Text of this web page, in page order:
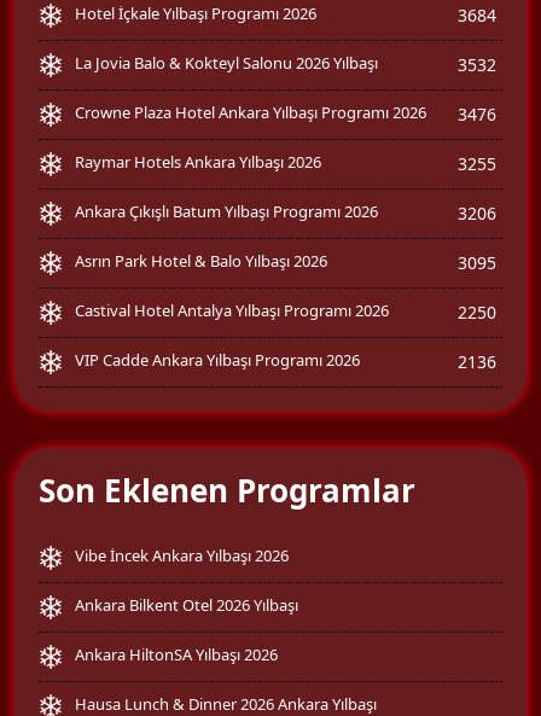
Hotel İçkale Yılbaşı Programı 2026 3684
La Jovia Balo & Kokteyl Salonu 2026 Yılbaşı 3532
Crowne Plaza Hotel Ankara Yılbaşı Programı 2026 3476
Raymar Hotels Ankara Yılbaşı 2026 3255
Ankara Çıkışlı Batum Yılbaşı Programı 2026 3206
Asrın Park Hotel & Balo Yılbaşı 2026 3095
Castival Hotel Antalya Yılbaşı Programı 2026 2250
VIP Cadde Ankara Yılbaşı Programı 2026 2136
Son Eklenen Programlar
Vibe İncek Ankara Yılbaşı 2026
Ankara Bilkent Otel 2026 Yılbaşı
Ankara HiltonSA Yılbaşı 2026
Hausa Lunch & Dinner 2026 Ankara Yılbaşı